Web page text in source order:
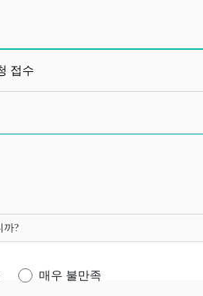
접수
까?
매우 불만족